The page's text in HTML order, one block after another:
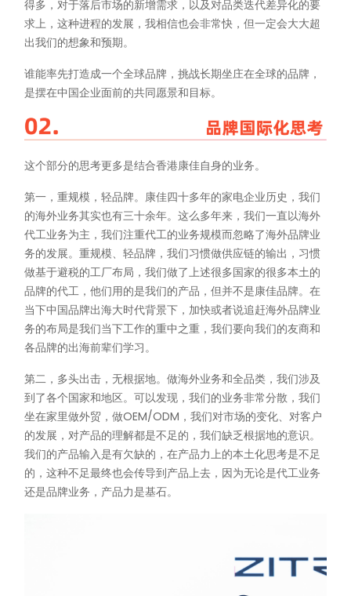
得多，对于落后市场的新增需求，以及对品类迭代差异化的要
求上，这种进程的发展，我相信也会非常快，但一定会大大超
出我们的想象和预期。
谁能率先打造成一个全球品牌，挑战长期坐庄在全球的品牌，
是摆在中国企业面前的共同愿景和目标。
这个部分的思考更多是结合香港康佳自身的业务。
第一，重规模，轻品牌。康佳四十多年的家电企业历史，我们
的海外业务其实也有三十余年。这么多年来，我们一直以海外
代工业务为主，我们注重代工的业务规模而忽略了海外品牌业
务的发展。重规模、轻品牌，我们习惯做供应链的输出，习惯
做基于避税的工厂布局，我们做了上述很多国家的很多本土的
品牌的代工，他们用的是我们的产品，但并不是康佳品牌。在
当下中国品牌出海大时代背景下，加快或者说追赶海外品牌业
务的布局是我们当下工作的重中之重，我们要向我们的友商和
各品牌的出海前辈们学习。
第二，多头出击，无根据地。做海外业务和全品类，我们涉及
到了各个国家和地区。可以发现，我们的业务非常分散，我们
坐在家里做外贸，做OEM/ODM，我们对市场的变化、对客户
的发展，对产品的理解都是不足的，我们缺乏根据地的意识。
我们的产品输入是有欠缺的，在产品力上的本土化思考是不足
的，这种不足最终也会传导到产品上去，因为无论是代工业务
还是品牌业务，产品力是基石。